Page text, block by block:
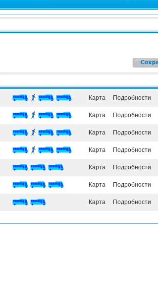
Карта Подробности
Карта Подробности
Карта Подробности
Карта Подробности
Карта Подробности
Карта Подробности
Карта Подробности